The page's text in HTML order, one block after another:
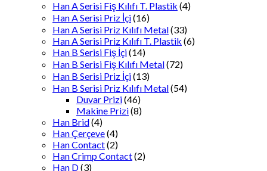
Han A Serisi Fiş Kılıfı T. Plastik (4)
Han A Serisi Priz İçi(16)
Han A Serisi Priz Kılıfı Metal(33)
Han A Serisi Priz Kılıfı T. Plastik (6)
Han B Serisi Fiş İçi(14)
Han B Serisi Fiş Kılıfı Metal(72)
Han B Serisi Priz İçi(13)
Han B Serisi Priz Kılıfı Metal(54)
Duvar Prizi(46)
Makine Prizi(8)
Han Brid(4)
Han Çerçeve(4)
Han Contact(2)
Han Crimp Contact(2)
Han D(3)